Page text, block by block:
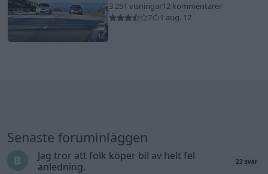
12
3 251 visningar12 kommentarer
7
1 aug. 17
Senaste foruminläggen
Jag tror att folk köper bil av helt fel
anledning.
23 svar